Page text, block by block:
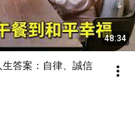
48:34
生答案：自律、誠信